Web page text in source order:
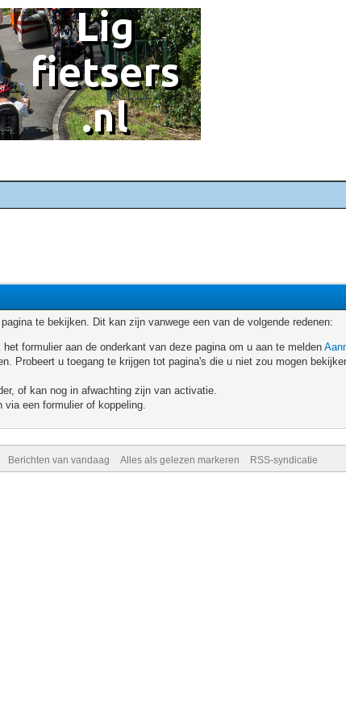
te bekijken. Dit kan zijn vanwege een van de volgende redenen:
formulier aan de onderkant van deze pagina om u aan te melden
Probeert u toegang te krijgen tot pagina's die u niet zou mogen
of kan nog in afwachting zijn van activatie.
via een formulier of koppeling.
Berichten van vandaag Alles als gelezen markeren RSS-syndicatie